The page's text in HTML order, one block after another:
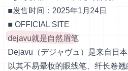
■发售时间：2025年1月24日
■ OFFICIAL SITE
dejavu就是自然眉笔
Dejavu（デジャヴュ）是来自日
以其不易晕妆的眼线笔、纤长卷